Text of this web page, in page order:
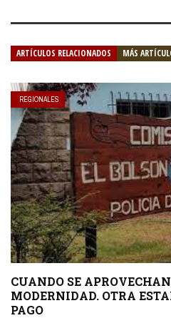
ARTÍCULOS RELACIONADOS MÁS
REGIONALES
CUANDO SE
MODERNIDAD. OTRA
PAGO